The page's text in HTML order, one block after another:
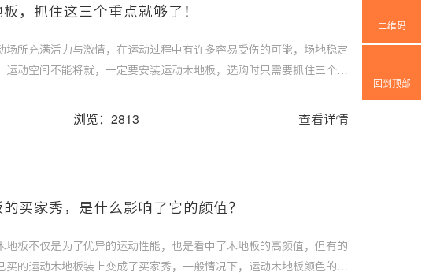
，抓住这三个重点就够了！
场所充满活力与激情，在运动过程中有许多容易受伤的可能，场地稳定
运动空间不能将就，一定要安装运动木地板，选购时只需要抓住三个重
浏览：2813 查看详情
买家秀，是什么影响了它的颜值？
地板不仅是为了优异的运动性能，也是看中了木地板的高颜值，但有的
买的运动木地板装上变成了买家秀，一般情况下，运动木地板颜色的选
二维码
回到顶部